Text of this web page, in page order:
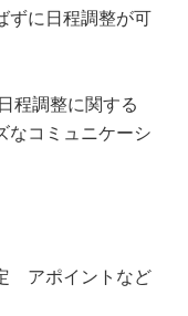
ずに日程調整が可
程調整に関する
なコミュニケーシ
アポイントなど